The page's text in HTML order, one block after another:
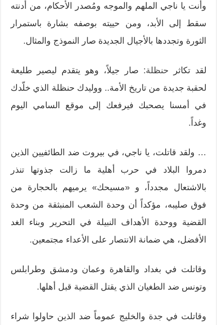
وأنت يا ناجي الملهم والموجه ومُصدر الأحكام، من أدنته
سقط إلى الأبد، ومن حييته بوصفه بشارة باستمرار
الثورة وتجددها بالأجيال الجديدة صار النموذج والمثال.
لقد تكاثر حنظلة: صار جيلاً، وهو يتقدم ليصير طليعة
لحقبة جديدة من تاريخ الأمة.. ووليدك حنظلة الذي خلّدك
في أمسنا يصحبك فيرفعك إلى موقع السامي اليوم
وغداً.
… ولقد قاتلت، يا ناجي، في بيروت ضد الطائفيين الذين
دمروا البلاد في حرب أهلية ما زالت جذوتها تنذر
بالاشتعال مجدداً، و «مسيحك» يرميهم بالحجارة من
فوق صليبه، مؤكداً أن وحدة الشعب المنبثقة من وحدة
القضية ووحدة الأهداف النبيلة في التحرير وبناء الغد
الأفضل، هي ضمانة الانتصار على الأعداء مجتمعين.
وقاتلت في بغداد والقاهرة وعمان ودمشق وطرابلس
وتونس ضد الطغيان الذي يقتل القضية قبل أهلها.
وقاتلت في جدة والخليج عموماً ضد الذين حاولوا شراء